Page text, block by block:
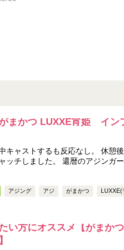
まかつ LUXXE宵姫 イン
キャストするも反応なし。 休憩
ッチしました。 還暦のアジンガ
アジング アジ がまかつ LUXXE(
い方にオススメ【がまか